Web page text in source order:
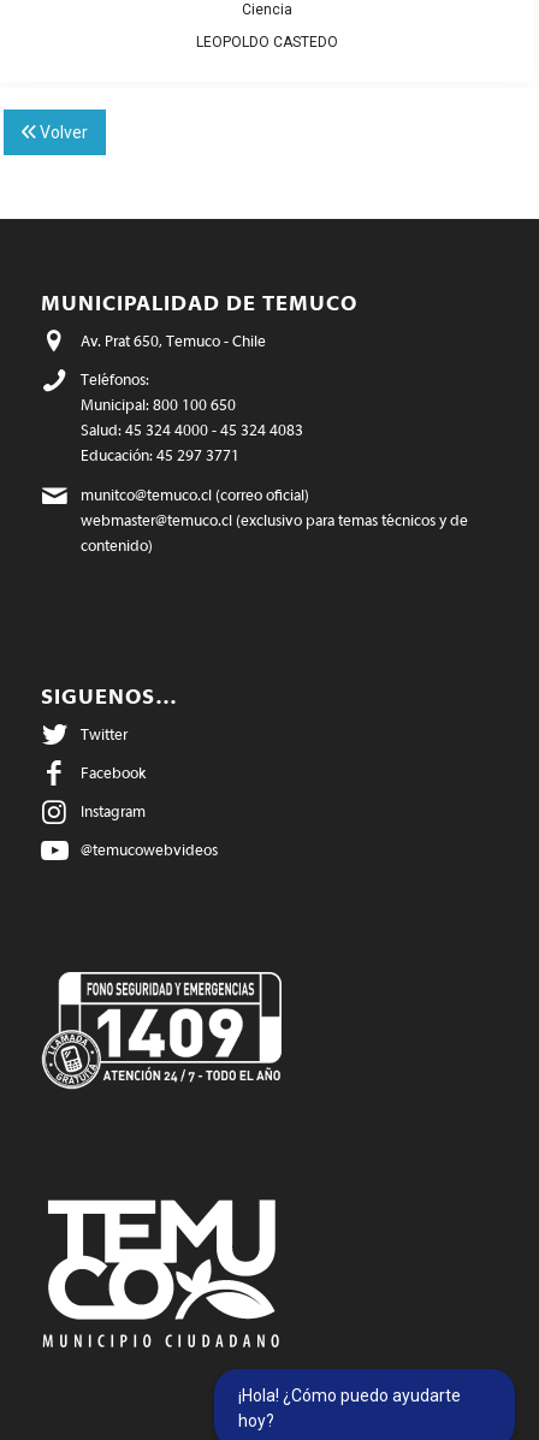
Ciencia
LEOPOLDO CASTEDO
Volver
MUNICIPALIDAD DE TEMUCO
Av. Prat 650, Temuco - Chile
Teléfonos:
Municipal: 800 100 650
Salud: 45 324 4000 - 45 324 4083
Educación: 45 297 3771
munitco@temuco.cl(correo oficial)
webmaster@temuco.cl(exclusivo para temas técnicos y de
contenido)
SIGUENOS…
Twitter
Facebook
Instagram
@temucowebvideos
¡Hola! ¿Cómo puedo ayudarte
hoy?